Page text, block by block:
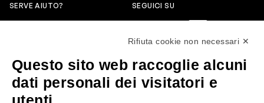
SERVE AIUTO?
servizioclienti@rossiprofumi.it
SEGUICI SU
Rifiuta cookie non necessari ✕
Questo sito web raccoglie alcuni
dati personali dei visitatori e